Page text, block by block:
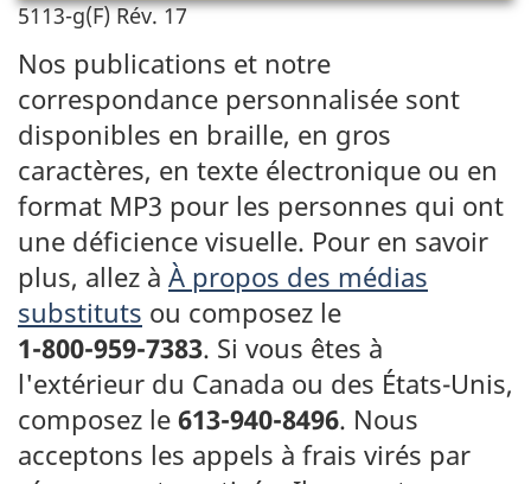
5113-g(F) Rév. 17
Nos publications et notre
correspondance personnalisée sont
disponibles en braille, en gros
caractères, en texte électronique ou en
format MP3 pour les personnes qui ont
une déficience visuelle. Pour en savoir
plus, allez à À propos des médias
substituts ou composez le
1-800-959-7383. Si vous êtes à
l'extérieur du Canada ou des États-Unis,
composez le 613-940-8496. Nous
acceptons les appels à frais virés par